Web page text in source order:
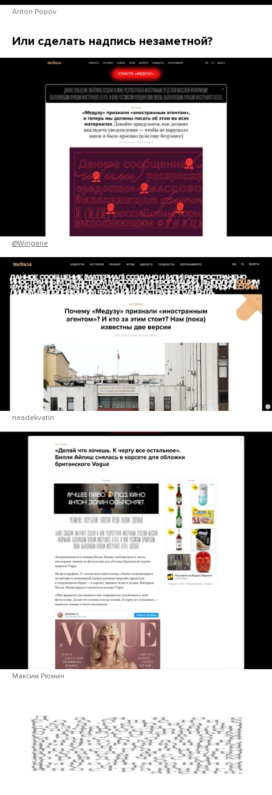
Anton Popov
Или сделать надпись незаметной?
@Wingerie
neadekvatin
Максим Рюмин